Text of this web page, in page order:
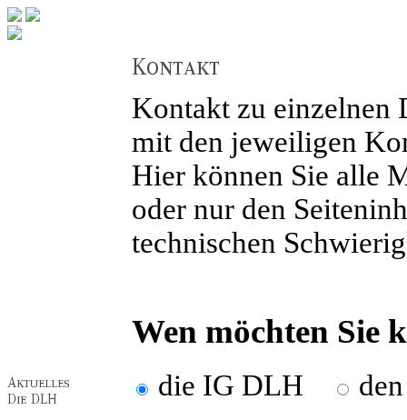
Kontakt zu einzelnen
mit den jeweiligen
Hier können Sie alle
oder nur den
technischen
Wen möchten Sie
die IG DLH